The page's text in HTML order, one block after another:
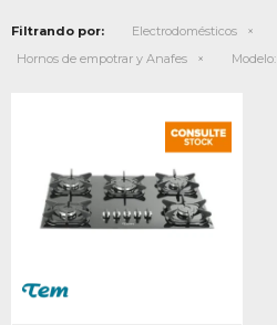
Filtrando por:
Electrodomésticos
Hornos de empotrar y Anafes
Modelo: